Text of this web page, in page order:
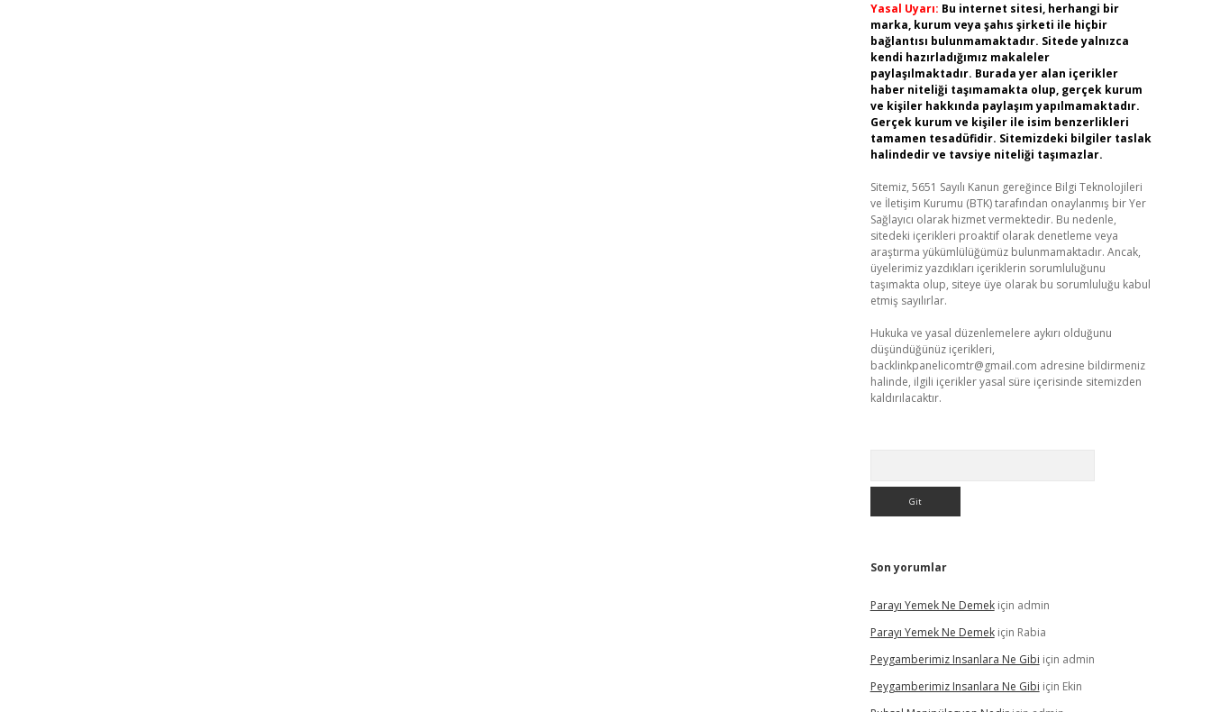
Yasal Uyarı: Bu internet sitesi, herhangi bir
marka, kurum veya şahıs şirketi ile hiçbir
bağlantısı bulunmamaktadır. Sitede yalnızca
kendi hazırladığımız makaleler
paylaşılmaktadır. Burada yer alan içerikler
haber niteliği taşımamakta olup, gerçek kurum
ve kişiler hakkında paylaşım yapılmamaktadır.
Gerçek kurum ve kişiler ile isim benzerlikleri
tamamen tesadüfidir. Sitemizdeki bilgiler taslak
halindedir ve tavsiye niteliği taşımazlar.
Sitemiz, 5651 Sayılı Kanun gereğince Bilgi Teknolojileri
ve İletişim Kurumu (BTK) tarafından onaylanmış bir Yer
Sağlayıcı olarak hizmet vermektedir. Bu nedenle,
sitedeki içerikleri proaktif olarak denetleme veya
araştırma yükümlülüğümüz bulunmamaktadır. Ancak,
üyelerimiz yazdıkları içeriklerin sorumluluğunu
taşımakta olup, siteye üye olarak bu sorumluluğu kabul
etmiş sayılırlar.
Hukuka ve yasal düzenlemelere aykırı olduğunu
düşündüğünüz içerikleri,
backlinkpanelicomtr@gmail.com adresine bildirmeniz
halinde, ilgili içerikler yasal süre içerisinde sitemizden
kaldırılacaktır.
Son yorumlar
Parayı Yemek Ne Demekiçin admin
Parayı Yemek Ne Demekiçin Rabia
Peygamberimiz Insanlara Ne Gibi için admin
Peygamberimiz Insanlara Ne Gibi için Ekin